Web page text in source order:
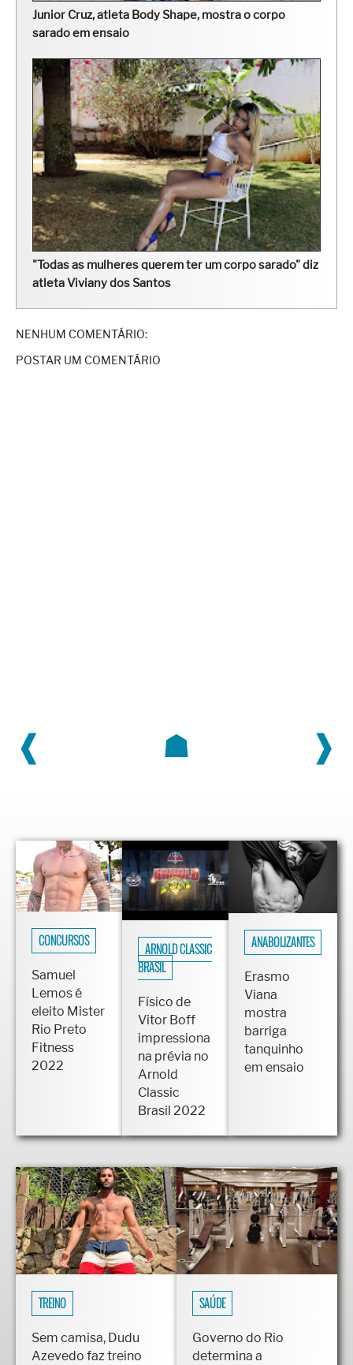
Junior Cruz, atleta Body Shape, mostra o corpo
sarado em ensaio
"Todas as mulheres querem ter um corpo sarado" diz
atleta Viviany dos Santos
NENHUM COMENTÁRIO:
POSTAR UM COMENTÁRIO
❰ ❱
☗
CONCURSOS
Samuel
Lemos é
eleito Mister
Rio Preto
Fitness
2022
ARNOLD CLASSIC
BRASIL
Físico de
Vitor Boff
impressiona
na prévia no
Arnold
Classic
Brasil 2022
ANABOLIZANTES
Erasmo
Viana
mostra
barriga
tanquinho
em ensaio
TREINO
Sem camisa, Dudu
Azevedo faz treino
SAÚDE
Governo do Rio
determina a